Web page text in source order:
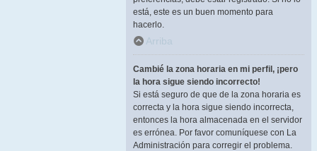
está, este es un buen momento para
hacerlo.
Arriba
Cambié la zona horaria en mi perfil, ¡pero
la hora sigue siendo incorrecto!
Si está seguro de que de la zona horaria es
correcta y la hora sigue siendo incorrecta,
entonces la hora almacenada en el servidor
es errónea. Por favor comuníquese con La
Administración para corregir el problema.